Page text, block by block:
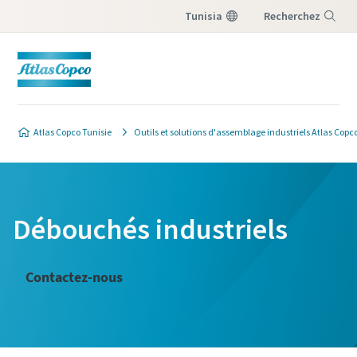
Tunisia Recherchez
Atlas Copco Tunisie Outils et solutions d'assemblage industriels Atlas
Débouchés industriels
Contactez-nous